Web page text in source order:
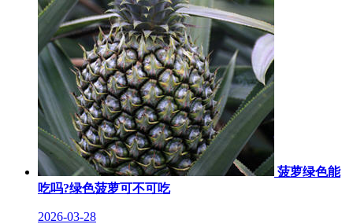
菠萝绿色能
吃吗?绿色菠萝可不可吃
2026-03-28